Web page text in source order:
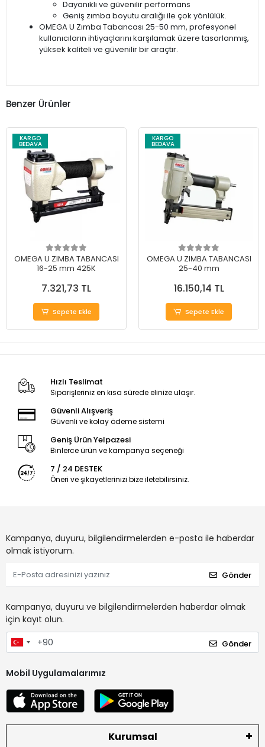
Dayanıklı ve güvenilir performans
Geniş zımba boyutu aralığı ile çok yönlülük.
OMEGA U Zımba Tabancası 25-50 mm, profesyonel
kullanıcıların ihtiyaçlarını karşılamak üzere tasarlanmış,
yüksek kaliteli ve güvenilir bir araçtır.
Benzer Ürünler
KARGO
BEDAVA
OMEGA U ZIMBA TABANCASI
16-25 mm 425K
7.321,73 TL
Sepete Ekle
KARGO
BEDAVA
OMEGA U ZIMBA TABANCASI
25-40 mm
16.150,14 TL
Sepete Ekle
Hızlı Teslimat
Siparişleriniz en kısa sürede elinize ulaşır.
Güvenli Alışveriş
Güvenli ve kolay ödeme sistemi
Geniş Ürün Yelpazesi
Binlerce ürün ve kampanya seçeneği
7 / 24 DESTEK
Öneri ve şikayetlerinizi bize iletebilirsiniz.
Kampanya, duyuru, bilgilendirmelerden e-posta ile haberdar
olmak istiyorum.
Gönder
Kampanya, duyuru ve bilgilendirmelerden haberdar olmak
için kayıt olun.
Gönder
Mobil Uygulamalarımız
Kurumsal